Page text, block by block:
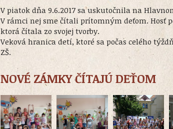
V piatok dňa 9.6.2017 sa uskutočnila na
V rámci nej sme čítali prítomným deťom. Hosť
ktorá čítala zo svojej tvorby.
Veková hranica detí, ktoré sa počas celého
ZŠ.
NOVÉ ZÁMKY ČÍTAJÚ DEŤOM